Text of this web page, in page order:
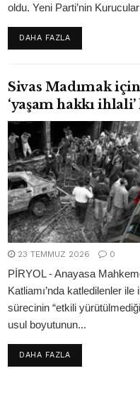
oldu. Yeni Parti’nin
DAHA FAZLADETAILS
Sivas Madımak
‘yaşam hakkı
23 TEMMUZ 2026 0
PİRYOL - Anayasa
Katliamı’nda katledilenler ile
sürecinin “etkili
usul boyutunun...
DAHA FAZLADETAILS